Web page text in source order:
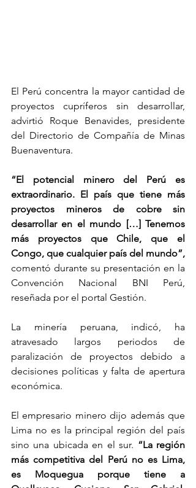
El Perú concentra la mayor cantidad de
proyectos cupríferos sin desarrollar,
advirtió Roque Benavides, presidente
del Directorio de Compañía de Minas
Buenaventura.
“El potencial minero del Perú es
extraordinario. El país que tiene más
proyectos mineros de cobre sin
desarrollar en el mundo […] Tenemos
más proyectos que Chile, que el
Congo, que cualquier país del mundo”,
comentó durante su presentación en la
Convención Nacional BNI Perú,
reseñada por el portal Gestión.
La minería peruana, indicó, ha
atravesado largos periodos de
paralización de proyectos debido a
decisiones políticas y falta de apertura
económica.
El empresario minero dijo además que
Lima no es la principal región del país
sino una ubicada en el sur. “La región
más competitiva del Perú no es Lima,
es Moquegua porque tiene a